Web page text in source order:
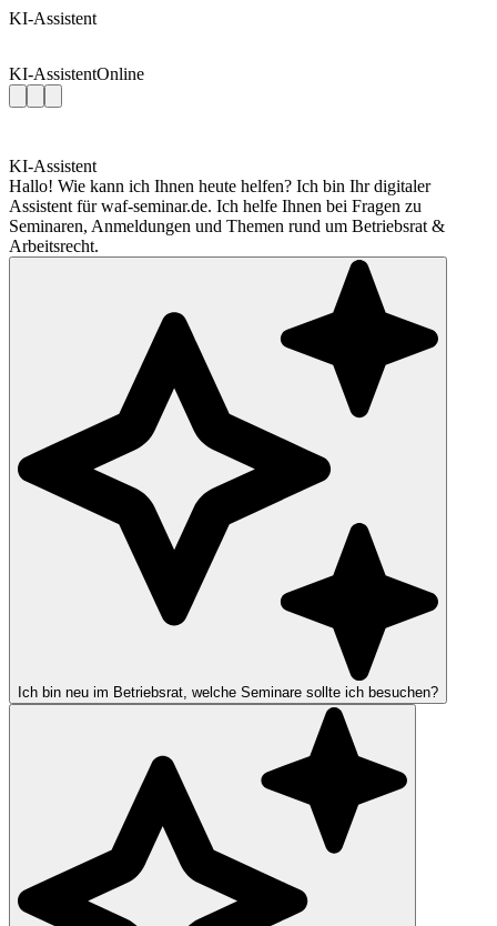
KI-Assistent
KI-AssistentOnline
KI-Assistent
Hallo! Wie kann ich Ihnen heute helfen? Ich bin Ihr digitaler
Assistent für waf-seminar.de. Ich helfe Ihnen bei Fragen zu
Seminaren, Anmeldungen und Themen rund um Betriebsrat &
Arbeitsrecht.
Ich bin neu im Betriebsrat, welche Seminare sollte ich besuchen?